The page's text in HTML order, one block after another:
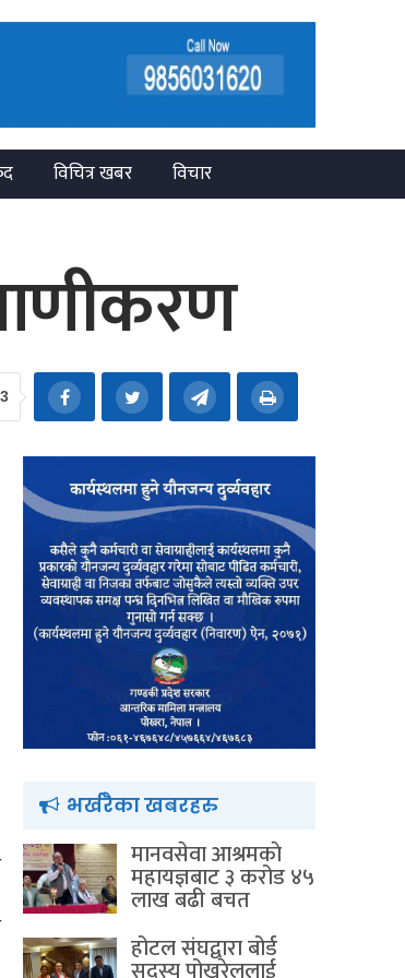
विचित्र खबर विचार
भर्खरैका खबरहरु
मानवसेवा आश्रमकाे‌
महायज्ञबाट ३ करोड ४५
लाख बढी बचत
होटल संघद्वारा बोर्ड